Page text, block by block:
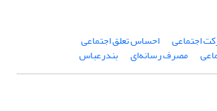
اجتماعی احساس تعلق اجتماعی
مصرف رسانه‌ای بندرعباس